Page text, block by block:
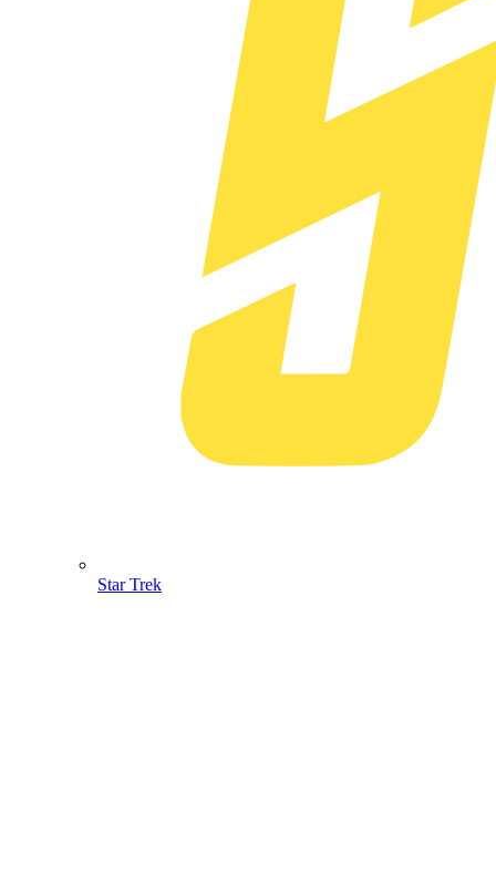
Star Trek